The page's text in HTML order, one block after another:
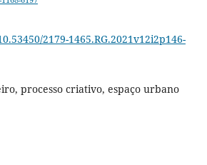
2179-1465.RG.2021v12i2p146-
processo criativo, espaço urbano